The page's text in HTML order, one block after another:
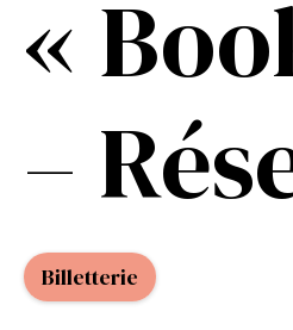
«
–
Billetterie